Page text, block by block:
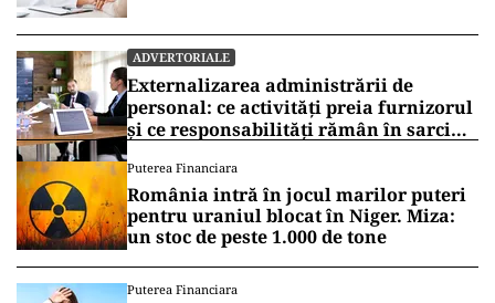
ADVERTORIALE
Externalizarea administrării de
personal: ce activități preia furnizorul
și ce responsabilități rămân în sarcina
Puterea Financiara
România intră în jocul marilor puteri
pentru uraniul blocat în Niger. Miza:
un stoc de peste 1.000 de tone
Puterea Financiara